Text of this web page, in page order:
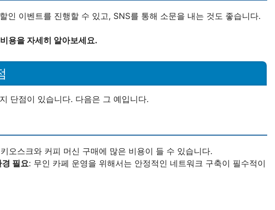
인 이벤트를 진행할 수 있고, SNS를 통해 소문을 내는 것도 좋습니다.
용을 자세히 알아보세요.
단점이 있습니다. 다음은 그 예입니다.
오스크와 커피 머신 구매에 많은 비용이 들 수 있습니다.
필요: 무인 카페 운영을 위해서는 안정적인 네트워크 구축이 필수적이